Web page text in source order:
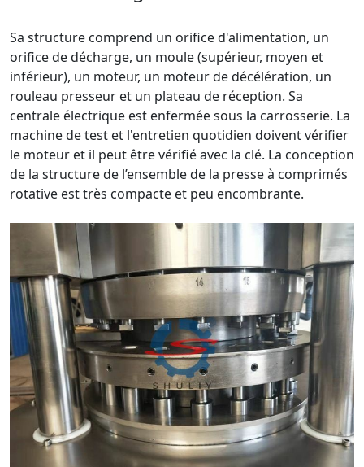
Sa structure comprend un orifice d'alimentation, un
orifice de décharge, un moule (supérieur, moyen et
inférieur), un moteur, un moteur de décélération, un
rouleau presseur et un plateau de réception. Sa
centrale électrique est enfermée sous la carrosserie. La
machine de test et l'entretien quotidien doivent vérifier
le moteur et il peut être vérifié avec la clé. La conception
de la structure de l’ensemble de la presse à comprimés
rotative est très compacte et peu encombrante.